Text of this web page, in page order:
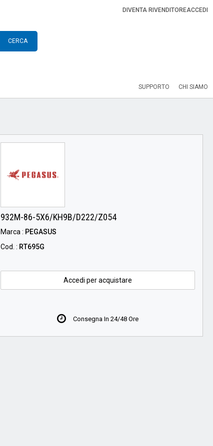
DIVENTA RIVENDITOREACCEDI
CERCA
SUPPORTO CHI SIAMO
932M-86-5X6/KH9B/D222/Z054
Marca : PEGASUS
Cod. : RT695G
Accedi per acquistare
Consegna In 24/48 Ore